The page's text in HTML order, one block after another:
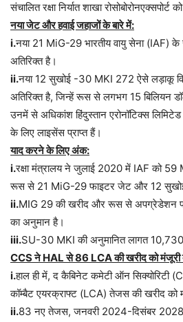
संचालित रक्षा निर्यात शाखा रोसोबोरोनएक्सपोर्ट
नया जेट और हवाई जहाजों के बारे में:
i.नया 21 MiG-29 भारतीय वायु सेना (IAF)
अतिरिक्त है।
ii.नया 12 सुखोई -30 MKI 272 ऐसे लड़ाकू
अतिरिक्त है, जिन्हें रूस से लगभग 15 बिलियन
उनमें से अधिकांश हिंदुस्तान एरोनॉटिक्स लिमिटेड
के लिए लाइसेंस प्राप्त हैं।
याद करने के लिए अंक:
i.रक्षा मंत्रालय ने जुलाई 2020 में IAF को
रूस से 21 MiG-29 फाइटर जेट और 12 सुखोई
ii.MIG 29 की खरीद और रूस से अपग्रेडेशन
का अनुमान है।
iii.SU-30 MKI की अनुमानित लागत 10,730
CCS ने HAL से 86 LCA की खरीद को मंजूरी
i.हाल ही में, द कैबिनेट कमेटी ऑन सिक्योरिटी
कॉम्बैट एयरक्राफ्ट (LCA) तेजस की खरीद को
ii.83 नए तेजस, जनवरी 2024-दिसंबर 2028